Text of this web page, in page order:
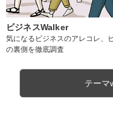
ビジネスWalker
気になるビジネスのアレコレ、
の裏側を徹底調査
テーマ